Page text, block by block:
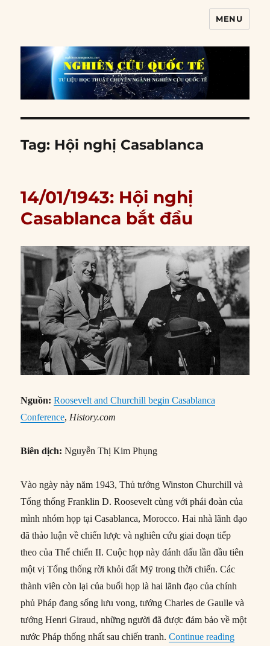
MENU
Tag: Hội nghị Casablanca
14/01/1943: Hội nghị
Casablanca bắt đầu
Nguồn: Roosevelt and Churchill begin Casablanca
Conference, History.com
Biên dịch: Nguyễn Thị Kim Phụng
Vào ngày này năm 1943, Thủ tướng Winston Churchill và
Tổng thống Franklin D. Roosevelt cùng với phái đoàn của
mình nhóm họp tại Casablanca, Morocco. Hai nhà lãnh đạo
đã thảo luận về chiến lược và nghiên cứu giai đoạn tiếp
theo của Thế chiến II. Cuộc họp này đánh dấu lần đầu tiên
một vị Tổng thống rời khỏi đất Mỹ trong thời chiến. Các
thành viên còn lại của buổi họp là hai lãnh đạo của chính
phủ Pháp đang sống lưu vong, tướng Charles de Gaulle và
tướng Henri Giraud, những người đã được đảm bảo về một
nước Pháp thống nhất sau chiến tranh.Continue reading“14/01/